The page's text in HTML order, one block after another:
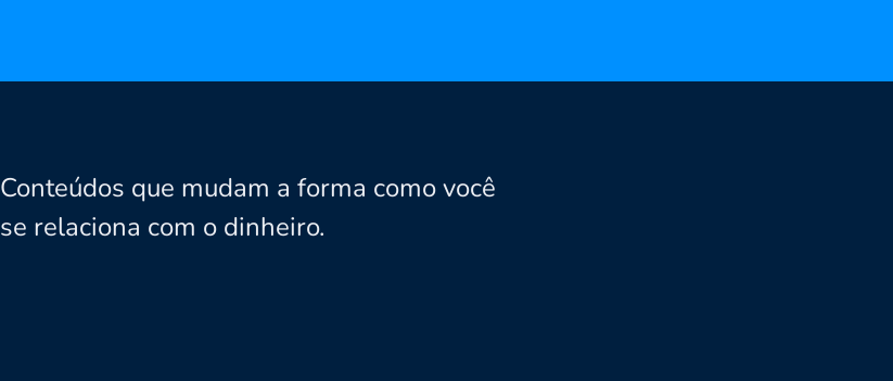
Conteúdos que mudam a forma como você
se relaciona com o dinheiro.